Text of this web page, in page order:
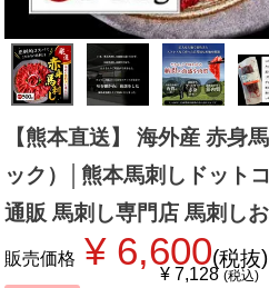
【熊本直送】 海外産 赤身
ック）│熊本馬刺しドット
通販 馬刺し専門店 馬刺し
販売価格 ¥ 6,600 税抜
¥ 7,128 税込